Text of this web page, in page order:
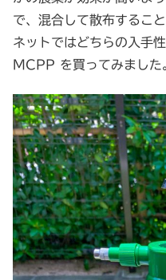
で、混合して散布するこ
ネットではどちらの入手
MCPP を買ってみました